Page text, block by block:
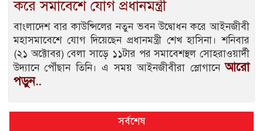
করে সমাবেশে যোগ প্রধানমন্ত্রী
বাংলাদেশ বার কাউন্সিলের নতুন ভবন উদ্বোধন করে আইনজীবী
মহাসমাবেশে যোগ দিয়েছেন প্রধানমন্ত্রী শেখ হাসিনা। শনিবার
(২১ অক্টোবর) বেলা সাড়ে ১১টার পর সমাবেশস্থল সোহরাওয়ার্দী
উদ্যানে পৌঁছান তিনি। এ সময় আইনজীবীরা স্লোগানেআরো
পড়ুন..
সর্বশেষ